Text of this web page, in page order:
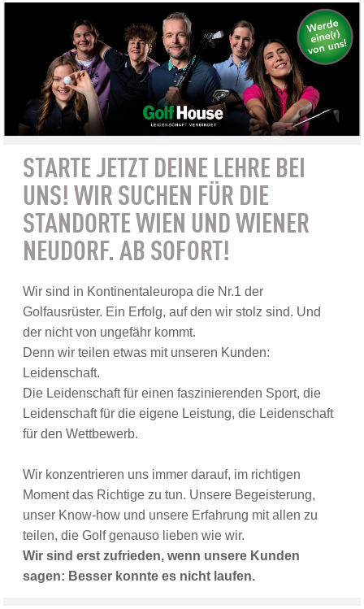
STARTE JETZT DEINE LEHRE BEI
UNS! WIR SUCHEN FÜR DIE
STANDORTE WIEN UND WIENER
NEUDORF. AB SOFORT!
Wir sind in Kontinentaleuropa die Nr.1 der
Golfausrüster. Ein Erfolg, auf den wir stolz sind. Und
der nicht von ungefähr kommt.
Denn wir teilen etwas mit unseren Kunden:
Leidenschaft.
Die Leidenschaft für einen faszinierenden Sport, die
Leidenschaft für die eigene Leistung, die Leidenschaft
für den Wettbewerb.
Wir konzentrieren uns immer darauf, im richtigen
Moment das Richtige zu tun. Unsere Begeisterung,
unser Know-how und unsere Erfahrung mit allen zu
teilen, die Golf genauso lieben wie wir.
Wir sind erst zufrieden, wenn unsere Kunden
sagen: Besser konnte es nicht laufen.